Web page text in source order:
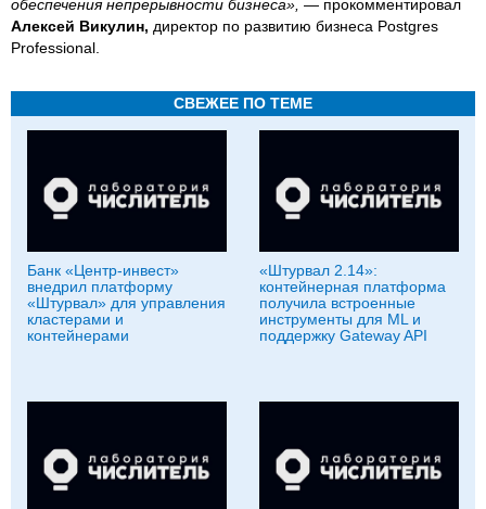
обеспечения непрерывности бизнеса», — прокомментировал
Алексей Викулин, директор по развитию бизнеса Postgres
Professional.
СВЕЖЕЕ ПО ТЕМЕ
Банк «Центр-инвест»
внедрил платформу
«Штурвал» для управления
кластерами и
контейнерами
«Штурвал 2.14»:
контейнерная платформа
получила встроенные
инструменты для ML и
поддержку Gateway API